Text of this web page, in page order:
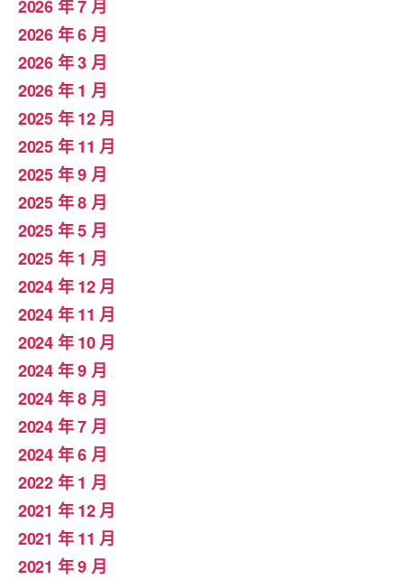
2026 年 7 月
2026 年 6 月
2026 年 3 月
2026 年 1 月
2025 年 12 月
2025 年 11 月
2025 年 9 月
2025 年 8 月
2025 年 5 月
2025 年 1 月
2024 年 12 月
2024 年 11 月
2024 年 10 月
2024 年 9 月
2024 年 8 月
2024 年 7 月
2024 年 6 月
2022 年 1 月
2021 年 12 月
2021 年 11 月
2021 年 9 月